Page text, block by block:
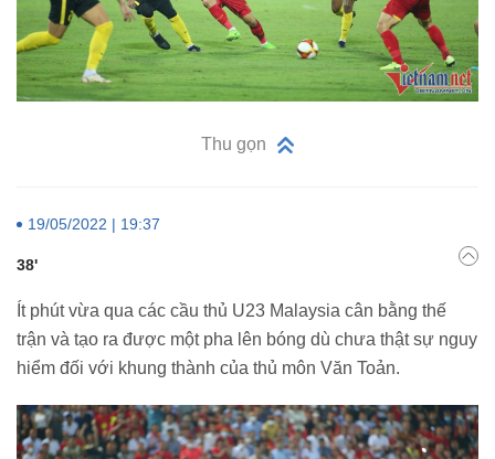
Thu gọn
19/05/2022 | 19:37
38'
Ít phút vừa qua các cầu thủ U23 Malaysia cân bằng thế
trận và tạo ra được một pha lên bóng dù chưa thật sự nguy
hiểm đối với khung thành của thủ môn Văn Toản.